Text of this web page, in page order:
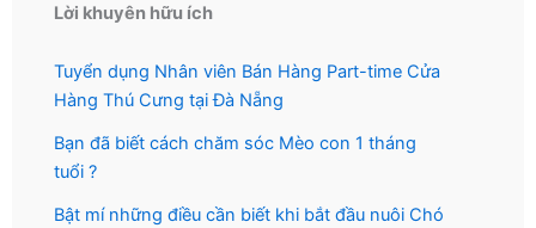
Lời khuyên hữu ích
Tuyển dụng Nhân viên Bán Hàng Part-time Cửa
Hàng Thú Cưng tại Đà Nẵng
Bạn đã biết cách chăm sóc Mèo con 1 tháng
tuổi ?
Bật mí những điều cần biết khi bắt đầu nuôi Chó